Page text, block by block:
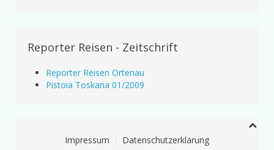
Reporter Reisen - Zeitschrift
Reporter Reisen Ortenau
Pistoia Toskana 01/2009
Impressum Datenschutzerklärung